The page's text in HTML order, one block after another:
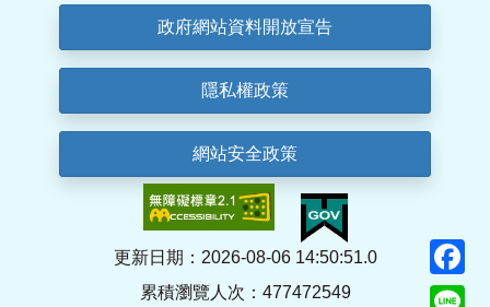
政府網站資料開放宣告
隱私權政策
網站安全政策
更新日期：2026-08-06 14:50:51.0
累積瀏覽人次：477472549